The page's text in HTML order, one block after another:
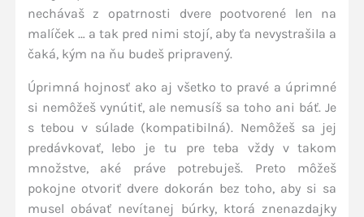
nechávaš z opatrnosti dvere pootvorené len na
malíček … a tak pred nimi stojí, aby ťa nevystrašila a
čaká, kým na ňu budeš pripravený.
Úprimná hojnosť ako aj všetko to pravé a úprimné
si nemôžeš vynútiť, ale nemusíš sa toho ani báť. Je
s tebou v súlade (kompatibilná). Nemôžeš sa jej
predávkovať, lebo je tu pre teba vždy v takom
množstve, aké práve potrebuješ. Preto môžeš
pokojne otvoriť dvere dokorán bez toho, aby si sa
musel obávať nevítanej búrky, ktorá znenazdajky